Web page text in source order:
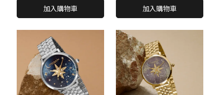
加入購物車 加入購物車